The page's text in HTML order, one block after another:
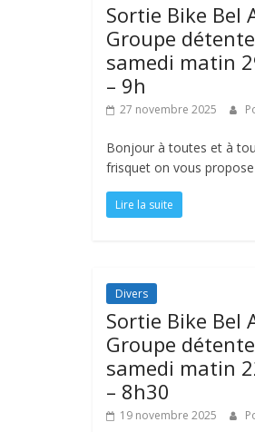
Sortie Bike Bel
Groupe
samedi matin
– 9h
27 novembre 2025
Bonjour à toutes et à
frisquet on vous
Lire la suite
Divers
Sortie Bike Bel
Groupe
samedi matin
– 8h30
19 novembre 2025